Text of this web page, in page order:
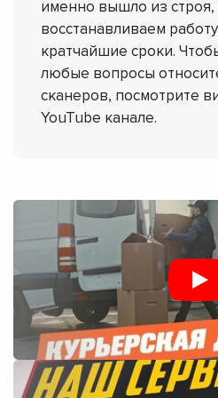
именно вышло из строя,
восстанавливаем
кратчайшие сроки.
любые вопросы
сканеров, посмотрите
YouTube канале.